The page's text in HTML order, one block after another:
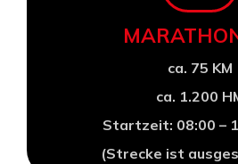
ca. 75 KM
ca. 1.200
Startzeit: 08:00 –
(Strecke ist